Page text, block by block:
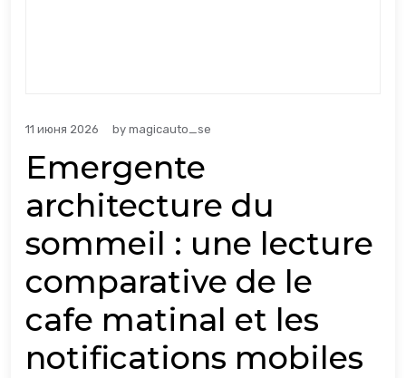
11 июня 2026 by magicauto_se
Emergente
architecture du
sommeil : une lecture
comparative de le
cafe matinal et les
notifications mobiles